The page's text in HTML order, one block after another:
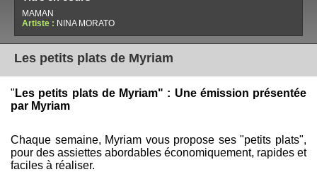
MAMAN
Artiste : NINA MORATO
Les petits plats de Myriam
" Les petits plats de Myriam" : Une émission présentée
par Myriam
Chaque semaine, Myriam vous propose ses "petits plats",
pour des assiettes abordables économiquement, rapides et
faciles à réaliser.